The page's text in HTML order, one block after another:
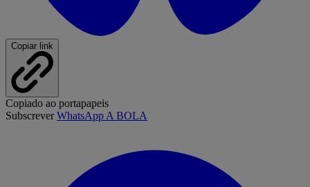
Copiar link
Copiado ao portapapeis
SubscreverWhatsApp A BOLA